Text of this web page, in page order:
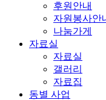
후원안내
자원봉사안
나눔가게
자료실
자료실
갤러리
자료집
동별 사업